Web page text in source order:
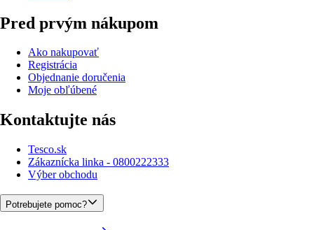
Pred prvým nákupom
Ako nakupovať
Registrácia
Objednanie doručenia
Moje obľúbené
Kontaktujte nás
Tesco.sk
Zákaznícka linka - 0800222333
Výber obchodu
Potrebujete pomoc?